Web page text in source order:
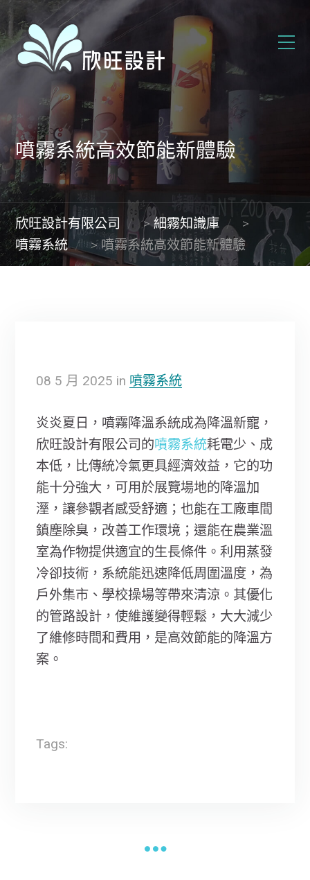
噴霧系統高效節能新體驗
欣旺設計有限公司 >細霧知識庫
>
噴霧系統
>噴霧系統高效節能新體驗
08 5 月 2025 in 噴霧系統
炎炎夏日，噴霧降溫系統成為降溫新寵，
欣旺設計有限公司的噴霧系統耗電少、成
本低，比傳統冷氣更具經濟效益，它的功
能十分強大，可用於展覽場地的降溫加
溼，讓參觀者感受舒適；也能在工廠車間
鎮塵除臭，改善工作環境；還能在農業溫
室為作物提供適宜的生長條件。利用蒸發
冷卻技術，系統能迅速降低周圍溫度，為
戶外集市、學校操場等帶來清涼。其優化
的管路設計，使維護變得輕鬆，大大減少
了維修時間和費用，是高效節能的降溫方
案。
Tags: